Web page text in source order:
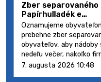
Zber
Papírhulladék e…
Oznamujeme
prebehne zber
obyvateľov, aby nádoby
nedeľu večer, nakoľko
7. augusta 2026 10:48